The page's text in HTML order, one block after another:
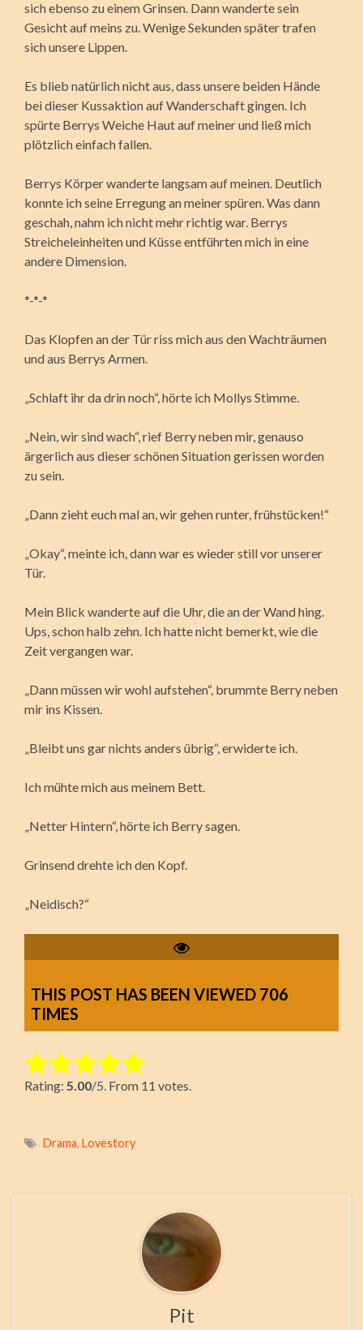
sich ebenso zu einem Grinsen. Dann wanderte sein
Gesicht auf meins zu. Wenige Sekunden später trafen
sich unsere Lippen.
Es blieb natürlich nicht aus, dass unsere beiden Hände
bei dieser Kussaktion auf Wanderschaft gingen. Ich
spürte Berrys Weiche Haut auf meiner und ließ mich
plötzlich einfach fallen.
Berrys Körper wanderte langsam auf meinen. Deutlich
konnte ich seine Erregung an meiner spüren. Was dann
geschah, nahm ich nicht mehr richtig war. Berrys
Streicheleinheiten und Küsse entführten mich in eine
andere Dimension.
*-*-*
Das Klopfen an der Tür riss mich aus den Wachträumen
und aus Berrys Armen.
„Schlaft ihr da drin noch“, hörte ich Mollys Stimme.
„Nein, wir sind wach“, rief Berry neben mir, genauso
ärgerlich aus dieser schönen Situation gerissen worden
zu sein.
„Dann zieht euch mal an, wir gehen runter, frühstücken!“
„Okay“, meinte ich, dann war es wieder still vor unserer
Tür.
Mein Blick wanderte auf die Uhr, die an der Wand hing.
Ups, schon halb zehn. Ich hatte nicht bemerkt, wie die
Zeit vergangen war.
„Dann müssen wir wohl aufstehen“, brummte Berry neben
mir ins Kissen.
„Bleibt uns gar nichts anders übrig“, erwiderte ich.
Ich mühte mich aus meinem Bett.
„Netter Hintern“, hörte ich Berry sagen.
Grinsend drehte ich den Kopf.
„Neidisch?“
THIS POST HAS BEEN VIEWED 706
TIMES
Rate this item:
Submit Rating
Rating: 5.00/5. From 11 votes.
Drama, Lovestory
Pit